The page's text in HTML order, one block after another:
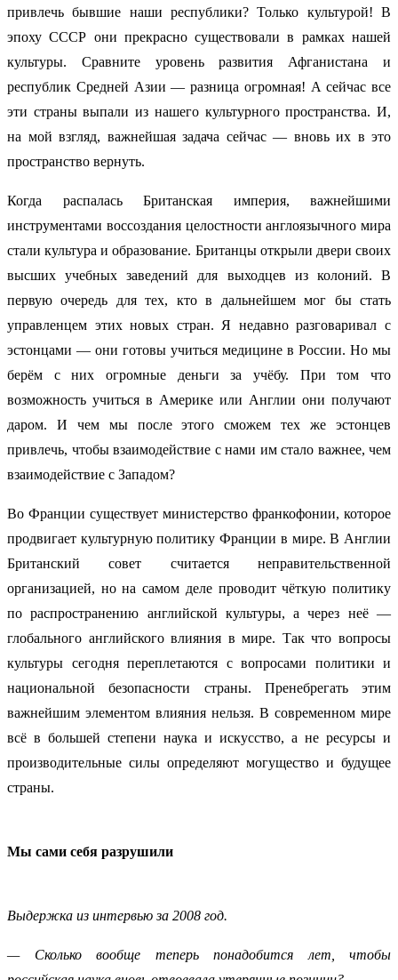
привлечь бывшие наши республики? Только культурой! В
эпоху СССР они прекрасно существовали в рамках нашей
культуры. Сравните уровень развития Афганистана и
республик Средней Азии — разница огромная! А сейчас все
эти страны выпали из нашего культурного пространства. И,
на мой взгляд, важнейшая задача сейчас — вновь их в это
пространство вернуть.
Когда распалась Британская империя, важнейшими
инструментами воссоздания целостности англоязычного мира
стали культура и образование. Британцы открыли двери своих
высших учебных заведений для выходцев из колоний. В
первую очередь для тех, кто в дальнейшем мог бы стать
управленцем этих новых стран. Я недавно разговаривал с
эстонцами — они готовы учиться медицине в России. Но мы
берём с них огромные деньги за учёбу. При том что
возможность учиться в Америке или Англии они получают
даром. И чем мы после этого сможем тех же эстонцев
привлечь, чтобы взаимодействие с нами им стало важнее, чем
взаимодействие с Западом?
Во Франции существует министерство франкофонии, которое
продвигает культурную политику Франции в мире. В Англии
Британский совет считается неправительственной
организацией, но на самом деле проводит чёткую политику
по распространению английской культуры, а через неё —
глобального английского влияния в мире. Так что вопросы
культуры сегодня переплетаются с вопросами политики и
национальной безопасности страны. Пренебрегать этим
важнейшим элементом влияния нельзя. В современном мире
всё в большей степени наука и искусство, а не ресурсы и
производительные силы определяют могущество и будущее
страны.
Мы сами себя разрушили
Выдержка из интервью за 2008 год.
— Сколько вообще теперь понадобится лет, чтобы